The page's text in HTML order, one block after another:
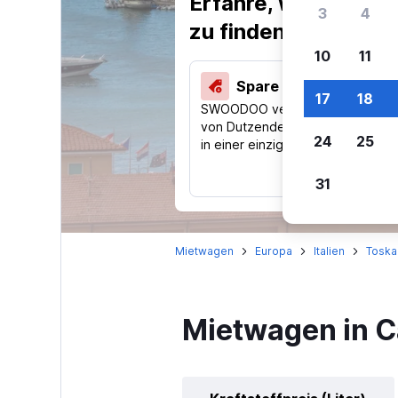
zu finden.
Spare 40 % und mehr
SWOODOO vergleicht Preise
von Dutzenden Reise-Websites
in einer einzigen Suche.
Mietwagen Europa Italien
Mietwagen in
3 4
10 11
17 18
24 25
31